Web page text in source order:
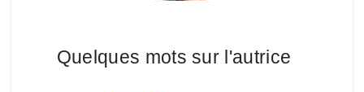
Quelques mots sur l'autrice